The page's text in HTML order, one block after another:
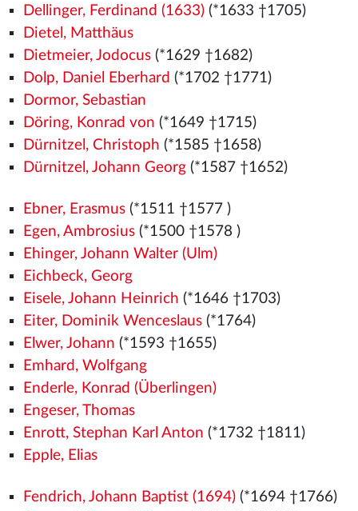
Dellinger, Ferdinand (1633)(*1633 †1705)
Dietel, Matthäus
Dietmeier, Jodocus(*1629 †1682)
Dolp, Daniel Eberhard (*1702 †1771)
Dormor, Sebastian
Döring, Konrad von (*1649 †1715)
Dürnitzel, Christoph (*1585 †1658)
Dürnitzel, Johann Georg(*1587 †1652)
Ebner, Erasmus(*1511 †1577 )
Egen, Ambrosius(*1500 †1578 )
Ehinger, Johann Walter (Ulm)
Eichbeck, Georg
Eisele, Johann Heinrich (*1646 †1703)
Eiter, Dominik Wenceslaus(*1764)
Elwer, Johann (*1593 †1655)
Emhard, Wolfgang
Enderle, Konrad (Überlingen)
Engeser, Thomas
Enrott, Stephan Karl Anton (*1732 †1811)
Epple, Elias
Fendrich, Johann Baptist (1694)(*1694 †1766)